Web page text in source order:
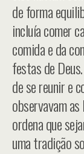
de forma
incluía comer
comida e da
festas de
de se reunir e
observavam
ordena que
uma tradição